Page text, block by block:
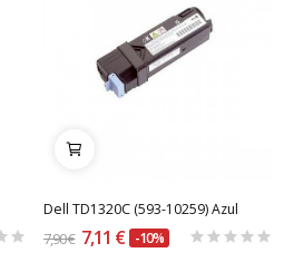
Dell TD1320C (593-10259) Azul
7,90 € 7,11 € -10%